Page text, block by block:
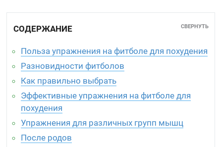
СОДЕРЖАНИЕ СВЕРНУТЬ
Польза упражнения на фитболе для похудения
Разновидности фитболов
Как правильно выбрать
Эффективные упражнения на фитболе для
похудения
Упражнения для различных групп мышц
После родов